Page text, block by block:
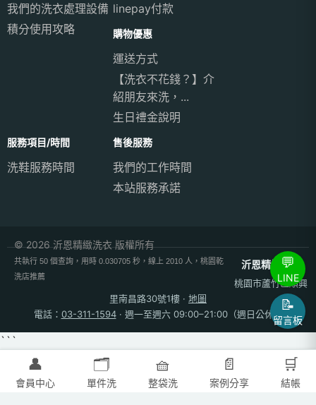
我們的洗衣處理設備
積分使用攻略
linepay付款
購物優惠
運送方式
【洗衣不花錢？】介
紹朋友來洗，...
生日禮金說明
服務項目/時間
洗鞋服務時間
售後服務
我們的工作時間
本站服務承諾
© 2026 沂恩精緻洗衣 版權所有
共執行 50 個查詢，用時 0.030705 秒，線上 2010 人，桃園乾
洗店推薦
沂恩精緻洗衣
桃園市蘆竹區順興
里南昌路30號1樓 · 地圖
電話： 03-311-1594· 週一至週六 09:00–21:00（週日公休）
👤
會員中心
🗂️
單件洗
🧺
整袋洗
📄
案例分享
🛒
結帳
💬
LINE
📝
留言板
```